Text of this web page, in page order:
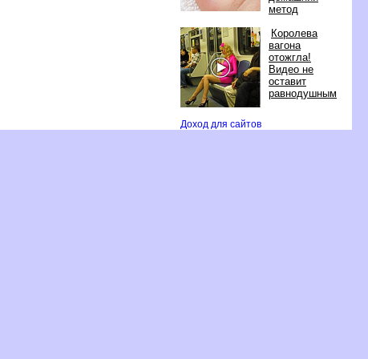
метод
Королева
агона
отожгла!
идео не
оставит
равнодушным
Доход для сайто